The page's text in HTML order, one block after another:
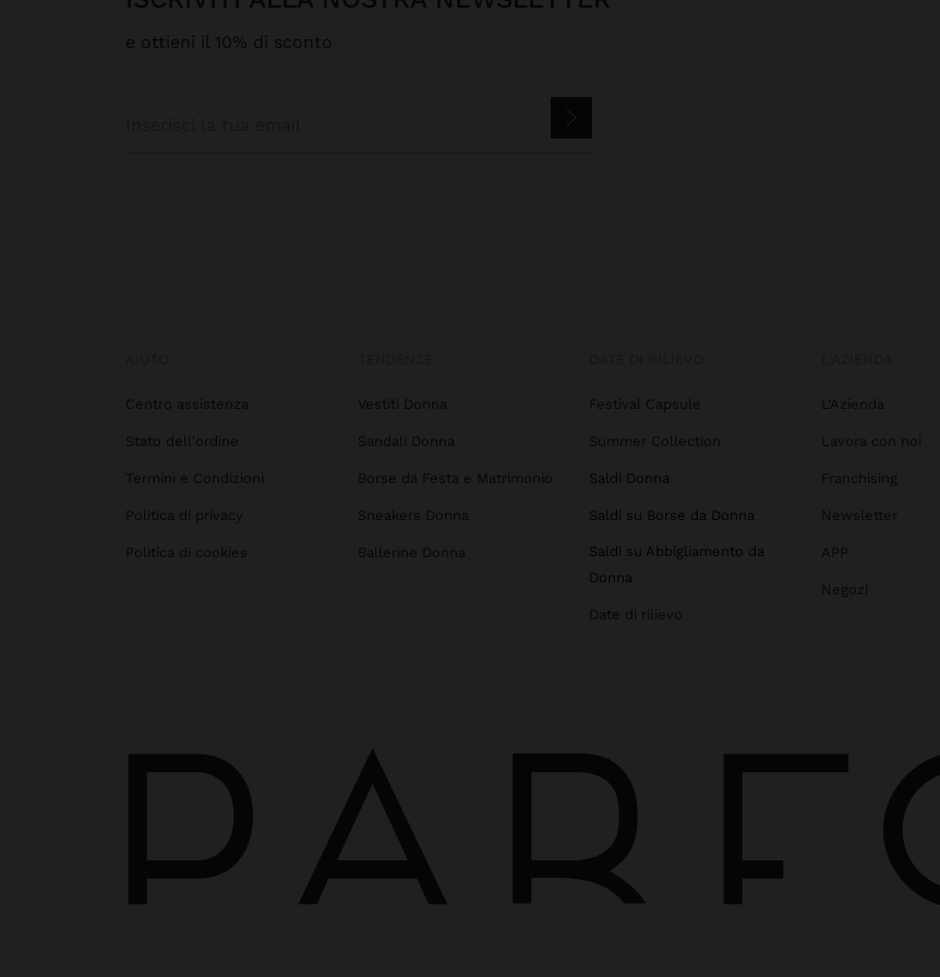
e ottieni il 10% di sconto
Centro assistenza
Stato dell'ordine
Termini e Condizioni
Politica di privacy
Politica di cookies
Vestiti Donna
Sandali Donna
Borse da Festa e Matrimonio
Sneakers Donna
Ballerine Donna
Festival Capsule
Summer Collection
Saldi Donna
Saldi su Borse da Donna
Saldi su Abbigliamento da
Donna
Date di rilievo
L'Azienda
Lavora con noi
Franchising
Newsletter
APP
Negozi